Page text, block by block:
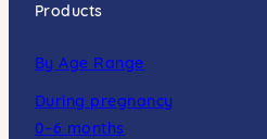
Products
By Age Range
During pregnancy
0–6 months